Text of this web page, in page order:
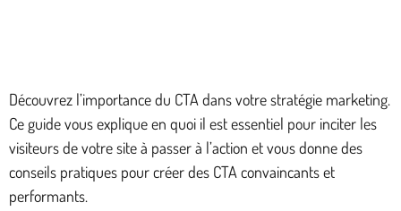
Découvrez l’importance du CTA dans votre stratégie marketing.
Ce guide vous explique en quoi il est essentiel pour inciter les
visiteurs de votre site à passer à l’action et vous donne des
conseils pratiques pour créer des CTA convaincants et
performants.